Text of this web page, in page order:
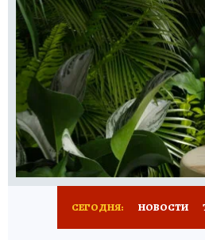
КНИЖНАЯ ПОЛКА
ПРЕСС-ЦЕНТР
РАДИО КП
СЕГОДНЯ: НОВОСТИ